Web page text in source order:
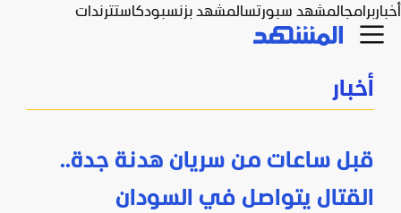
أخباربرامجالمشهد سبورتسالمشهد بزنسبودكاستترندات
أخبار
قبل ساعات من سريان هدنة جدة..
القتال يتواصل في السودان